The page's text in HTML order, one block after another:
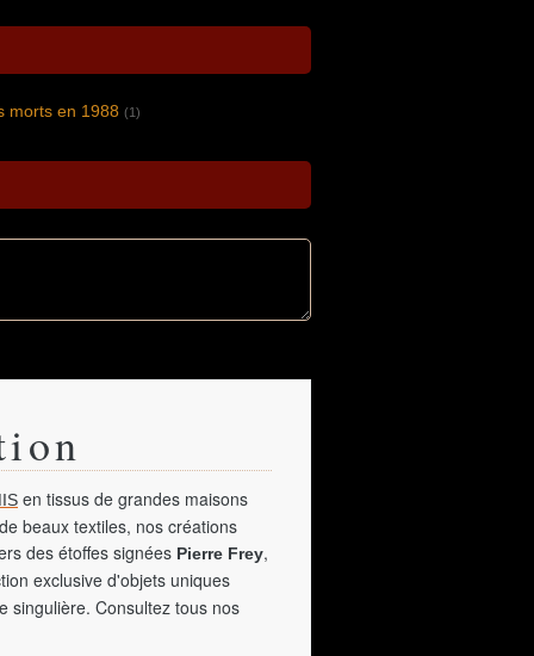
morts en 1988 (1)
en tissus de grandes maisons
beaux textiles, nos créations
des étoffes signées Pierre Frey,
exclusive d'objets uniques
singulière. Consultez tous nos